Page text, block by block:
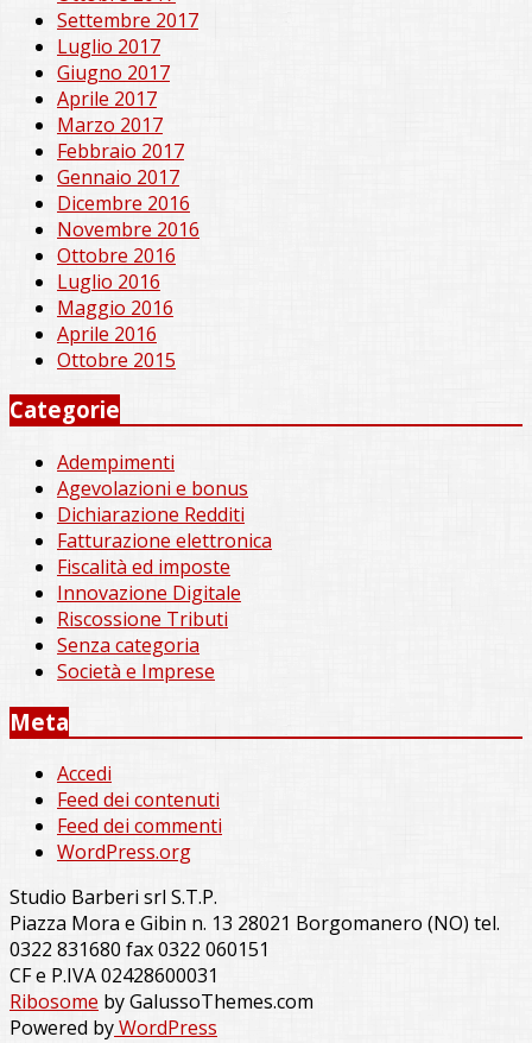
Settembre 2017
Luglio 2017
Giugno 2017
Aprile 2017
Marzo 2017
Febbraio 2017
Gennaio 2017
Dicembre 2016
Novembre 2016
Ottobre 2016
Luglio 2016
Maggio 2016
Aprile 2016
Ottobre 2015
Categorie
Adempimenti
Agevolazioni e bonus
Dichiarazione Redditi
Fatturazione elettronica
Fiscalità ed imposte
Innovazione Digitale
Riscossione Tributi
Senza categoria
Società e Imprese
Meta
Accedi
Feed dei contenuti
Feed dei commenti
WordPress.org
Studio Barberi srl S.T.P.
Piazza Mora e Gibin n. 13 28021 Borgomanero (NO) tel.
0322 831680 fax 0322 060151
CF e P.IVA 02428600031
Ribosome by GalussoThemes.com
Powered byWordPress